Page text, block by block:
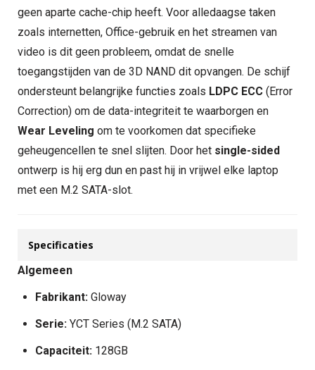
geen aparte cache-chip heeft. Voor alledaagse taken
zoals internetten, Office-gebruik en het streamen van
video is dit geen probleem, omdat de snelle
toegangstijden van de 3D NAND dit opvangen. De schijf
ondersteunt belangrijke functies zoals LDPC ECC (Error
Correction) om de data-integriteit te waarborgen en
Wear Leveling om te voorkomen dat specifieke
geheugencellen te snel slijten. Door het single-sided
ontwerp is hij erg dun en past hij in vrijwel elke laptop
met een M.2 SATA-slot.
Specificaties
Algemeen
Fabrikant: Gloway
Serie: YCT Series (M.2 SATA)
Capaciteit: 128GB